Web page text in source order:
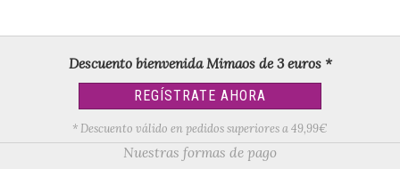
Descuento bienvenida Mimaos de 3 euros *
REGÍSTRATE AHORA
* Descuento válido en pedidos superiores a 49,99€
Nuestras formas de pago